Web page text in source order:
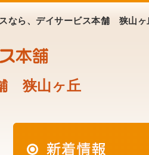
なら、デイサービス本舗 狭山ヶ
狭山ヶ丘